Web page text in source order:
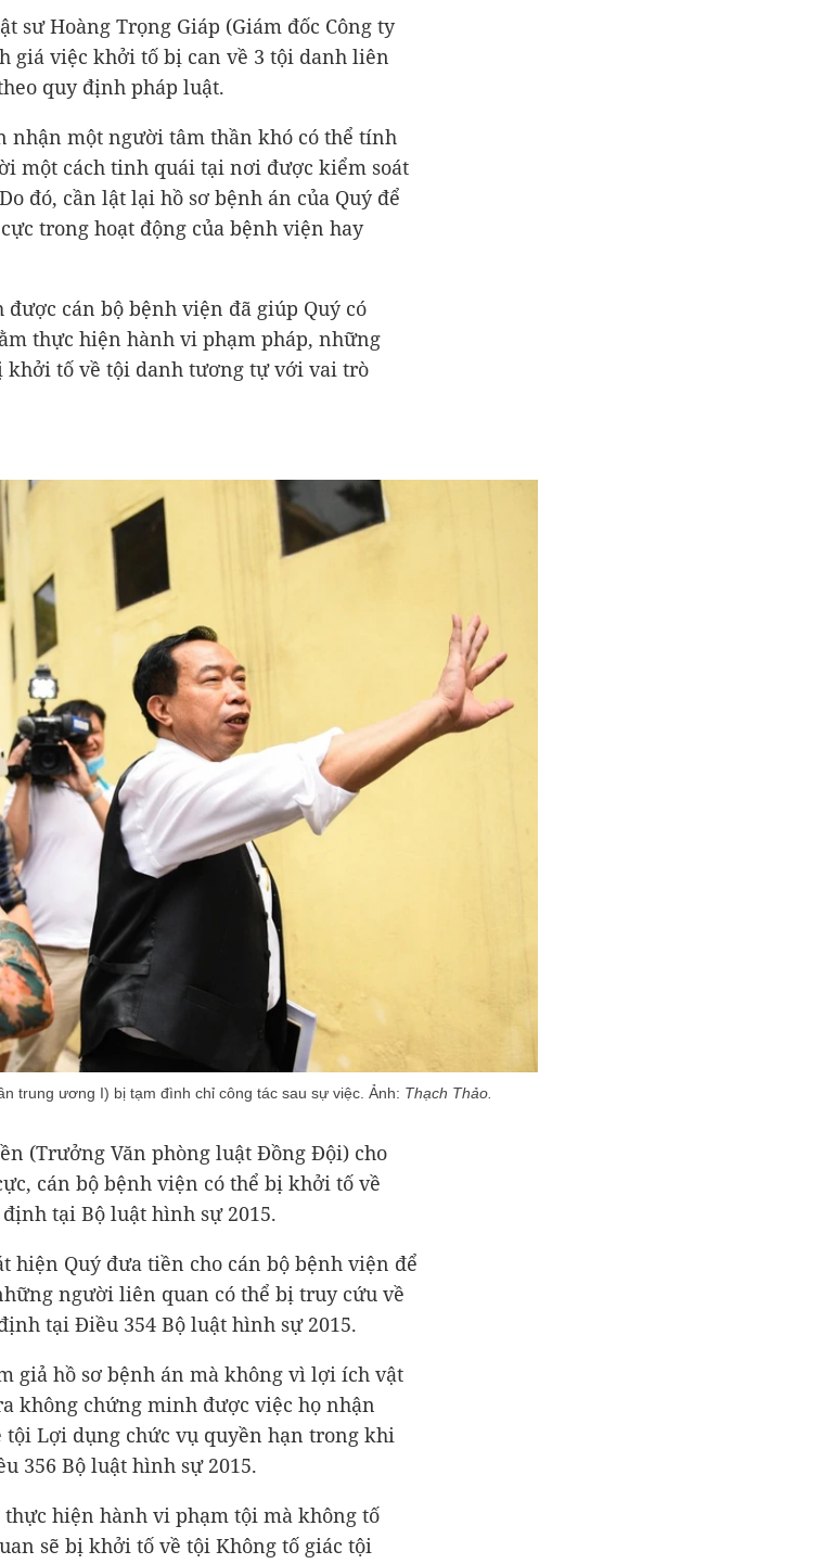
sư Hoàng Trọng Giáp (Giám đốc Công ty
giá việc khởi tố bị can về 3 tội danh liên
quy định pháp luật.
nhận một người tâm thần khó có thể tính
một cách tinh quái tại nơi được kiểm soát
đó, cần lật lại hồ sơ bệnh án của Quý để
trong hoạt động của bệnh viện hay
cán bộ bệnh viện đã giúp Quý có
thực hiện hành vi phạm pháp, những
tố về tội danh tương tự với vai trò
trung ương I) bị tạm đình chỉ công tác sau sự việc. Ảnh: Thạch Thảo.
(Trưởng Văn phòng luật Đồng Đội) cho
cán bộ bệnh viện có thể bị khởi tố về
tại Bộ luật hình sự 2015.
hiện Quý đưa tiền cho cán bộ bệnh viện để
người liên quan có thể bị truy cứu về
tại Điều 354 Bộ luật hình sự 2015.
giả hồ sơ bệnh án mà không vì lợi ích vật
không chứng minh được việc họ nhận
Lợi dụng chức vụ quyền hạn trong khi
356 Bộ luật hình sự 2015.
thực hiện hành vi phạm tội mà không tố
sẽ bị khởi tố về tội Không tố giác tội